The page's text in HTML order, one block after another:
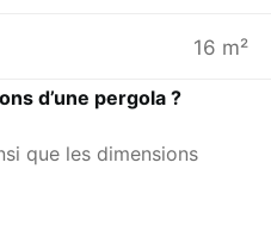
16 m²
d’une pergola ?
que les dimensions